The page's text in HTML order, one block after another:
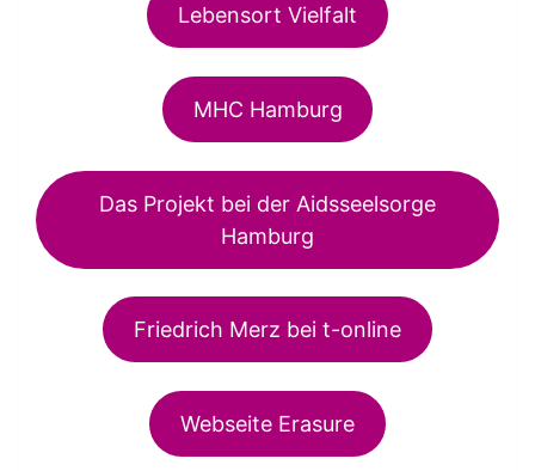
Lebensort Vielfalt
MHC Hamburg
Das Projekt bei der Aidsseelsorge
Hamburg
Friedrich Merz bei t-online
Webseite Erasure